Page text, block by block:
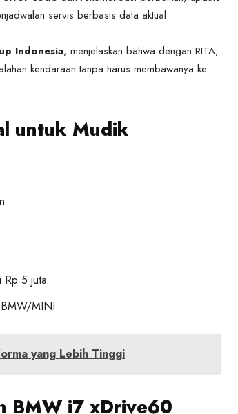
servis berbasis data aktual.
Indonesia, menjelaskan bahwa dengan RITA,
kendaraan tanpa harus membawanya ke
untuk Mudik
Rp 5 juta
MINI
yang Lebih Tinggi
BMW i7 xDrive60